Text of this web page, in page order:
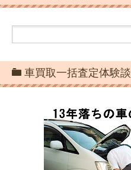
車買取一括査定体験談